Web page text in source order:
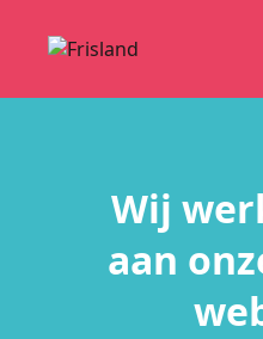
Wij
aan